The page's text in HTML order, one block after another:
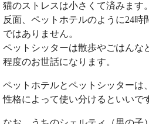
猫のストレスは小さくて済みます。
反面、ペットホテルのように24時
ではありません。
ペットシッターは散歩やごはんな
程度のお世話になります。
ペットホテルとペットシッターは
性格によって使い分けるといいで